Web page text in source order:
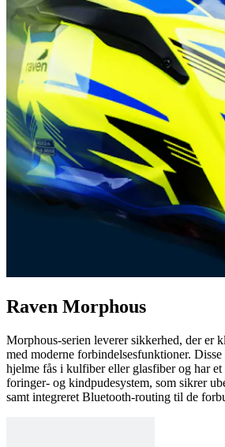
Raven Morphous
Morphous-serien leverer sikkerhed, der er
med moderne forbindelsesfunktioner.
hjelme fås i kulfiber eller glasfiber og har
foringer- og kindpudesystem, som sikrer
samt integreret Bluetooth-routing til de